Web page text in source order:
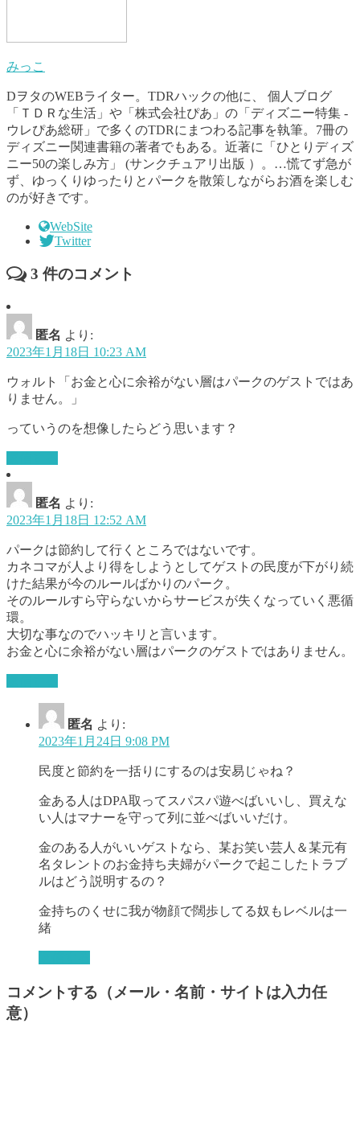
みっこ
DヲタのWEBライター。TDRハックの他に、 個人ブログ
「ＴＤＲな生活」や「株式会社ぴあ」の「ディズニー特集 -
ウレぴあ総研」で多くのTDRにまつわる記事を執筆。7冊の
ディズニー関連書籍の著者でもある。近著に「ひとりディズ
ニー50の楽しみ方」 (サンクチュアリ出版 ）。…慌てず急が
ず、ゆっくりゆったりとパークを散策しながらお酒を楽しむ
のが好きです。
WebSite
Twitter
3 件のコメント
匿名 より:
2023年1月18日 10:23 AM
ウォルト「お金と心に余裕がない層はパークのゲストではあ
りません。」
っていうのを想像したらどう思います？
匿名 より:
2023年1月18日 12:52 AM
パークは節約して行くところではないです。
カネコマが人より得をしようとしてゲストの民度が下がり続
けた結果が今のルールばかりのパーク。
そのルールすら守らないからサービスが失くなっていく悪循
環。
大切な事なのでハッキリと言います。
お金と心に余裕がない層はパークのゲストではありません。
匿名 より:
2023年1月24日 9:08 PM
民度と節約を一括りにするのは安易じゃね？
金ある人はDPA取ってスパスパ遊べばいいし、買えな
い人はマナーを守って列に並べばいいだけ。
金のある人がいいゲストなら、某お笑い芸人＆某元有
名タレントのお金持ち夫婦がパークで起こしたトラブ
ルはどう説明するの？
金持ちのくせに我が物顔で闊歩してる奴もレベルは一
緒
コメントする（メール・名前・サイトは入力任
意）